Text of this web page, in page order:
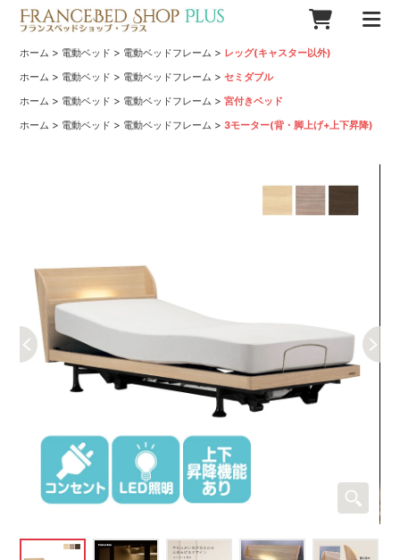
ホーム > 電動ベッド > 電動ベッドフレーム > レッグ(キャスター以外)
ホーム > 電動ベッド > 電動ベッドフレーム >セミダブル
ホーム > 電動ベッド > 電動ベッドフレーム >宮付きベッド
ホーム > 電動ベッド > 電動ベッドフレーム >3モーター(背・脚上げ+上下昇降)